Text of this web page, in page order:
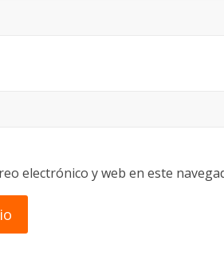
electrónico y web en este